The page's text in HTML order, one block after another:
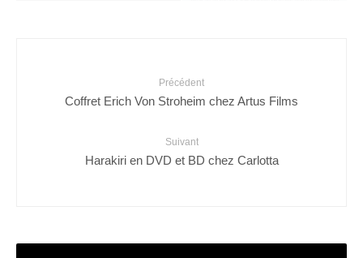
Précédent
Coffret Erich Von Stroheim chez Artus Films
Suivant
Harakiri en DVD et BD chez Carlotta